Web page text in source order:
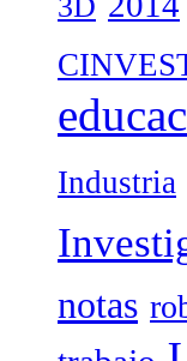
Industria
notas